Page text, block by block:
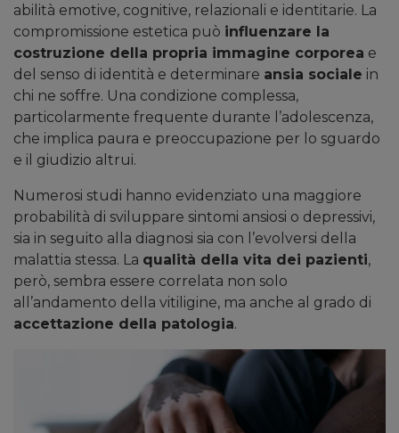
abilità emotive, cognitive, relazionali e identitarie. La
compromissione estetica può influenzare la
costruzione della propria immagine corporea e
del senso di identità e determinare ansia sociale in
chi ne soffre. Una condizione complessa,
particolarmente frequente durante l’adolescenza,
che implica paura e preoccupazione per lo sguardo
e il giudizio altrui.
Numerosi studi hanno evidenziato una maggiore
probabilità di sviluppare sintomi ansiosi o depressivi,
sia in seguito alla diagnosi sia con l’evolversi della
malattia stessa. La qualità della vita dei pazienti,
però, sembra essere correlata non solo
all’andamento della vitiligine, ma anche al grado di
accettazione della patologia.